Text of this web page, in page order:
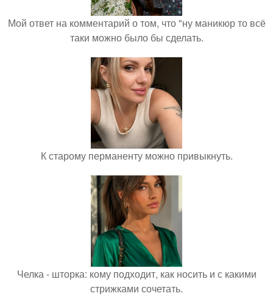
Мой ответ на комментарий о том, что "ну маникюр то всё
таки можно было бы сделать.
К старому перманенту можно привыкнуть.
Челка - шторка: кому подходит, как носить и с какими
стрижками сочетать.